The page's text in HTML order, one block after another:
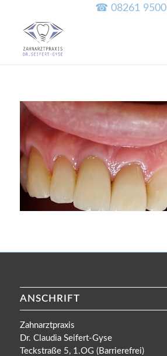
☎ 08261 9500
ANSCHRIFT
Zahnarztpraxis
Dr. Claudia Seifert-Gyse
Teckstraße 5, 1.OG (Barrierefrei)